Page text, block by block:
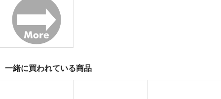
Blanca
Unp.
1,100 円（税込）
オシュトル×シューニャ
作品詳細 作品詳細 作品詳細
一緒に買われている商品